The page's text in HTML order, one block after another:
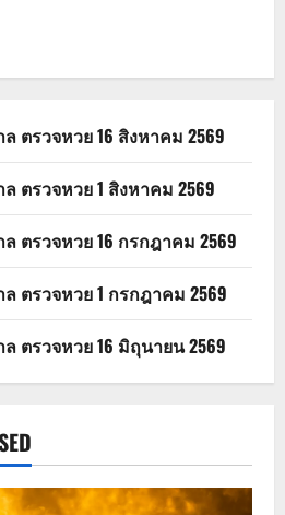
ตรวจหวย 16 สิงหาคม 2569
ตรวจหวย 1 สิงหาคม 2569
ตรวจหวย 16 กรกฎาคม 2569
ตรวจหวย 1 กรกฎาคม 2569
ตรวจหวย 16 มิถุนายน 2569